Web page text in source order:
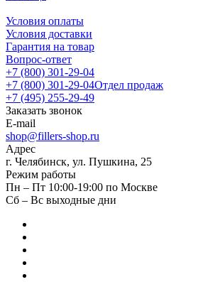
Условия оплаты
Условия доставки
Гарантия на товар
Вопрос-ответ
+7 (800) 301-29-04
+7 (800) 301-29-04Отдел продаж
+7 (495) 255-29-49
Заказать звонок
E-mail
shop@fillers-shop.ru
Адрес
г. Челябинск, ул. Пушкина, 25
Режим работы
Пн – Пт 10:00-19:00 по Москве
Сб – Вс выходные дни